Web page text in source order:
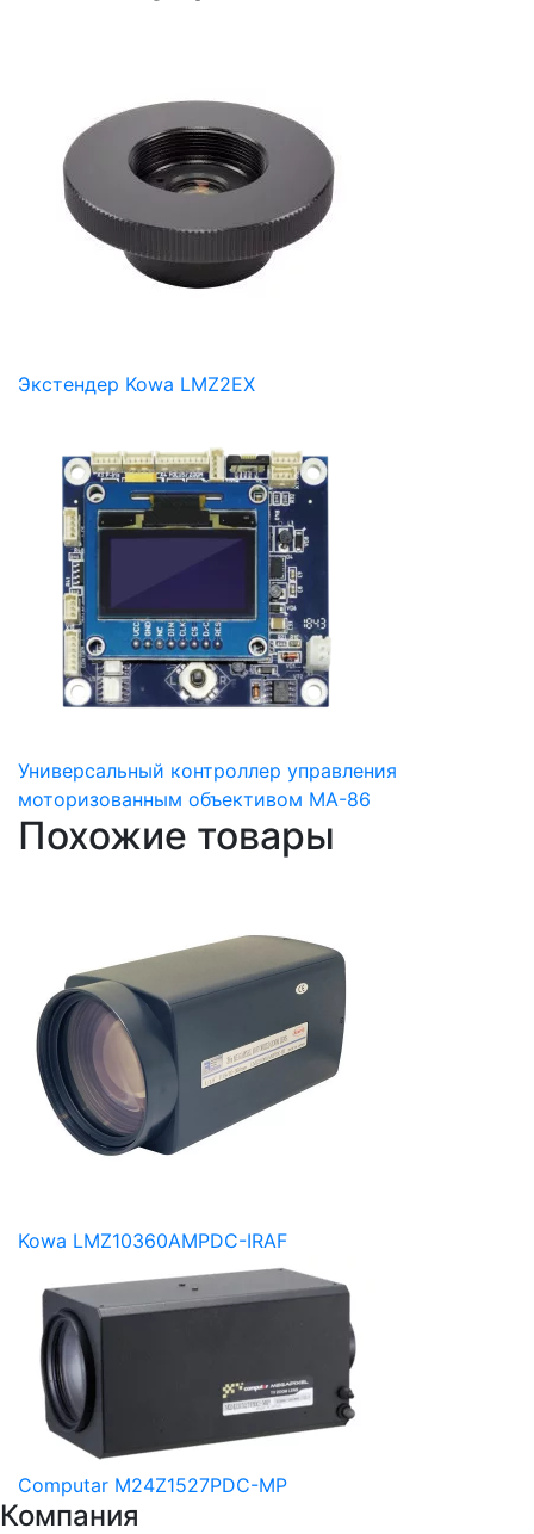
Экстендер Kowa LMZ2EX
Универсальный контроллер управления
моторизованным объективом MA-86
Похожие товары
Kowa LMZ10360AMPDC-IRAF
Computar M24Z1527PDC-MP
Компания